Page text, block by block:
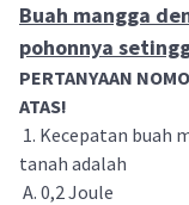
Buah mangga
pohonnya
PERTANYAAN
ATAS!
1. Kecepatan buah
tanah adalah
A. 0,2 Joule